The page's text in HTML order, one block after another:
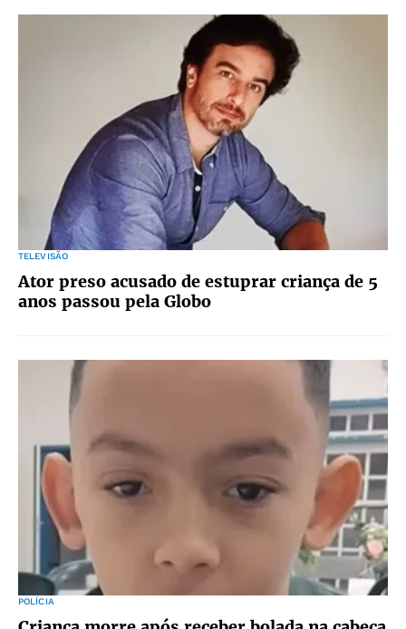
TELEVISÃO
Ator preso acusado de estuprar criança de 5
anos passou pela Globo
POLÍCIA